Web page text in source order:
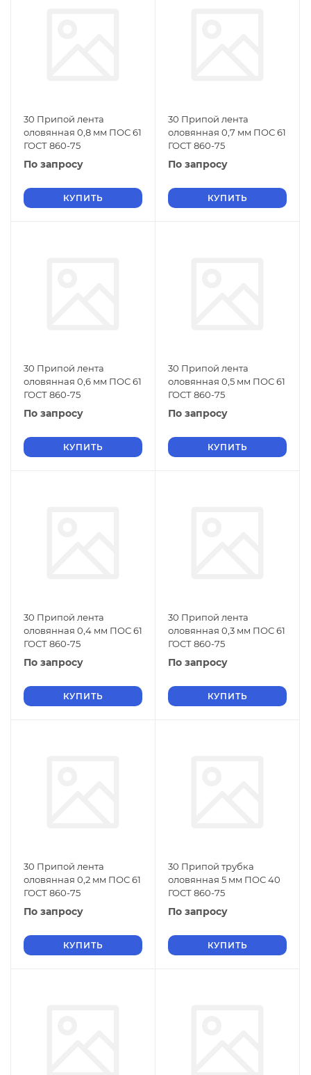
30 Припой лента
оловянная 0,8 мм ПОС 61
ГОСТ 860-75
По запросу
КУПИТЬ
30 Припой лента
оловянная 0,7 мм ПОС 61
ГОСТ 860-75
По запросу
КУПИТЬ
30 Припой лента
оловянная 0,6 мм ПОС 61
ГОСТ 860-75
По запросу
КУПИТЬ
30 Припой лента
оловянная 0,5 мм ПОС 61
ГОСТ 860-75
По запросу
КУПИТЬ
30 Припой лента
оловянная 0,4 мм ПОС 61
ГОСТ 860-75
По запросу
КУПИТЬ
30 Припой лента
оловянная 0,3 мм ПОС 61
ГОСТ 860-75
По запросу
КУПИТЬ
30 Припой лента
оловянная 0,2 мм ПОС 61
ГОСТ 860-75
По запросу
КУПИТЬ
30 Припой трубка
оловянная 5 мм ПОС 40
ГОСТ 860-75
По запросу
КУПИТЬ